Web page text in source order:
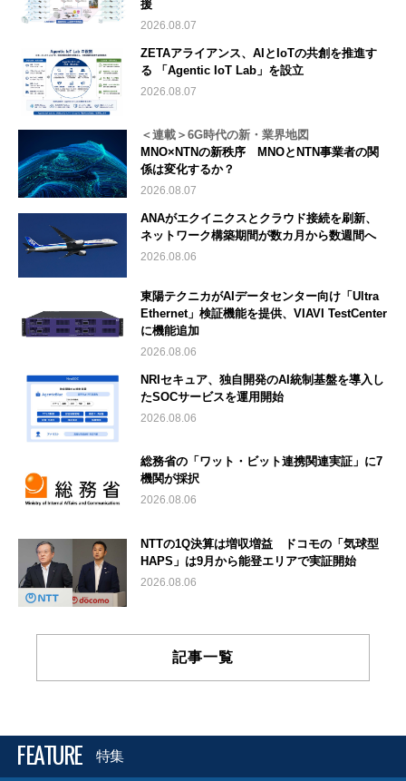
援
2026.08.07
ZETAアライアンス、AIとIoTの共創を推進す
る 「Agentic IoT Lab」を設立
2026.08.07
＜連載＞6G時代の新・業界地図
MNO×NTNの新秩序 MNOとNTN事業者の関
係は変化するか？
2026.08.07
ANAがエクイニクスとクラウド接続を刷新、
ネットワーク構築期間が数カ月から数週間へ
2026.08.06
東陽テクニカがAIデータセンター向け「Ultra
Ethernet」検証機能を提供、VIAVI TestCenter
に機能追加
2026.08.06
NRIセキュア、独自開発のAI統制基盤を導入し
たSOCサービスを運用開始
2026.08.06
総務省の「ワット・ビット連携関連実証」に7
機関が採択
2026.08.06
NTTの1Q決算は増収増益 ドコモの「気球型
HAPS」は9月から能登エリアで実証開始
2026.08.06
記事一覧
FEATURE 特集